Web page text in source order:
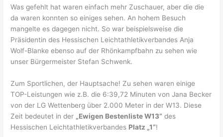
Was gefehlt hat waren einfach mehr Zuschauer, aber die die
da waren konnten so einiges sehen. An hohem Besuch
mangelte es dagegen nicht. So war beispielsweise die
Präsidentin des Hessischen Leichtathletikverbandes Anja
Wolf-Blanke ebenso auf der Rhönkampfbahn zu sehen wie
unser Bürgermeister Stefan Schwenk.
Zum Sportlichen, der Hauptsache! Zu sehen waren einige
TOP-Leistungen wie z.B. die 6:39,72 Minuten von Jana Becker
von der LG Wettenberg über 2.000 Meter in der W13. Diese
Zeit bedeutet in der „Ewigen Bestenliste W13“ des
Hessischen Leichtathletikverbandes Platz „1“!